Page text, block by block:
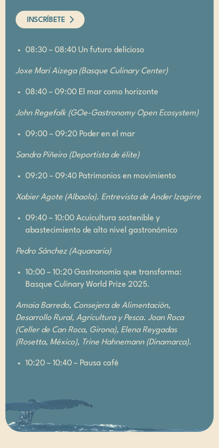
INSCRÍBETE
08:30 – 08:40 Un futuro delicioso
Joxe Mari Aizega (Basque Culinary Center)
08:40 – 09:00 El mar como horizonte
John Regefalk (GOe-Gastronomy Open Ecosystem)
09:00 – 09:20 Poder en el mar
Sandra Piñeiro (Deportista de élite)
09:20 – 09:40 Patrimonios en movimiento
Xabier Agote (Albaola). Entrevista de Ander Izagirre
09:40 – 10:00 Acuicultura sostenible y
abastecimiento de alto nivel gastronómico
Pedro Sánchez (Aquanaria)
10:00 – 10:20 Gastronomía que transforma:
Basque Culinary World Prize 2025.
Amaia Barredo, Consejera de Alimentación,
Desarrollo Rural, Agricultura y Pesca. Joan Roca
(Celler de Can Roca, Girona), Elena Reygadas
(Rosetta, México), Trine Hahnemann (Dinamarca).
10:20 – 10:40 – Pausa café